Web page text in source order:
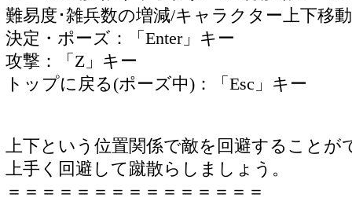
難易度･雑兵数の増減/キャラクター上下移
決定・ポーズ：「Enter」キー
攻撃：「Z」キー
トップに戻る(ポーズ中)：「Esc」キー
上下という位置関係で敵を回避することが
上手く回避して蹴散らしましょう。
＝＝＝＝＝＝＝＝＝＝＝＝＝＝＝